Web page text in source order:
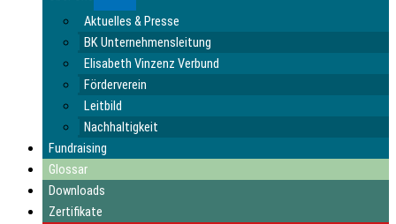
Aktuelles & Presse
BK Unternehmensleitung
Elisabeth Vinzenz Verbund
Förderverein
Leitbild
Nachhaltigkeit
Fundraising
Glossar
Downloads
Zertifikate